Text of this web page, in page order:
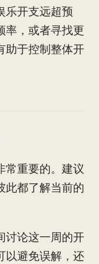
乐开支远超预
率，或者寻找更
助于控制整体开
常重要的。建议
此都了解当前的
讨论这一周的开
以避免误解，还